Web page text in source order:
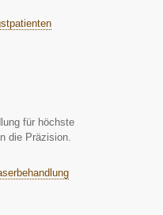
für höchste
die Präzision.